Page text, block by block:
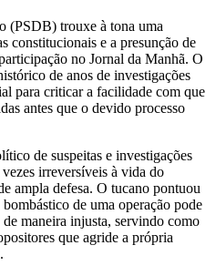
(PSDB) trouxe à tona uma
constitucionais e a presunção de
no Jornal da Manhã. O
de anos de investigações
para criticar a facilidade com que
antes que o devido processo
de suspeitas e investigações
irreversíveis à vida do
ampla defesa. O tucano pontuou
de uma operação pode
maneira injusta, servindo como
que agride a própria